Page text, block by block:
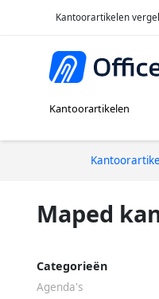
Kantoorartikelen
Kantoorartikelen
Maped
Categorieën
Agenda's